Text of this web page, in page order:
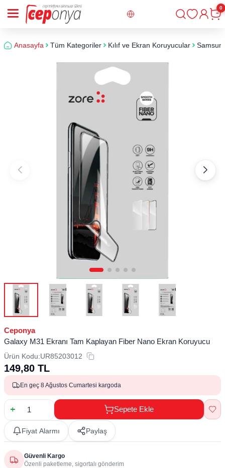
Giriş
0
Anasayfa Tüm Kategoriler Kılıf ve Ekran Koruyucular
Ceponya
Galaxy M31 Ekranı Tam Kaplayan Fiber Nano Ekran Koruyucu
Ürün Kodu:UR85203012
149,80 TL
En geç 8 Ağustos Cumartesi kargoda
Sepete Ekle
Fiyat Alarmı Paylaş
Güvenli Kargo
Özenli paketleme, sigortalı gönderim